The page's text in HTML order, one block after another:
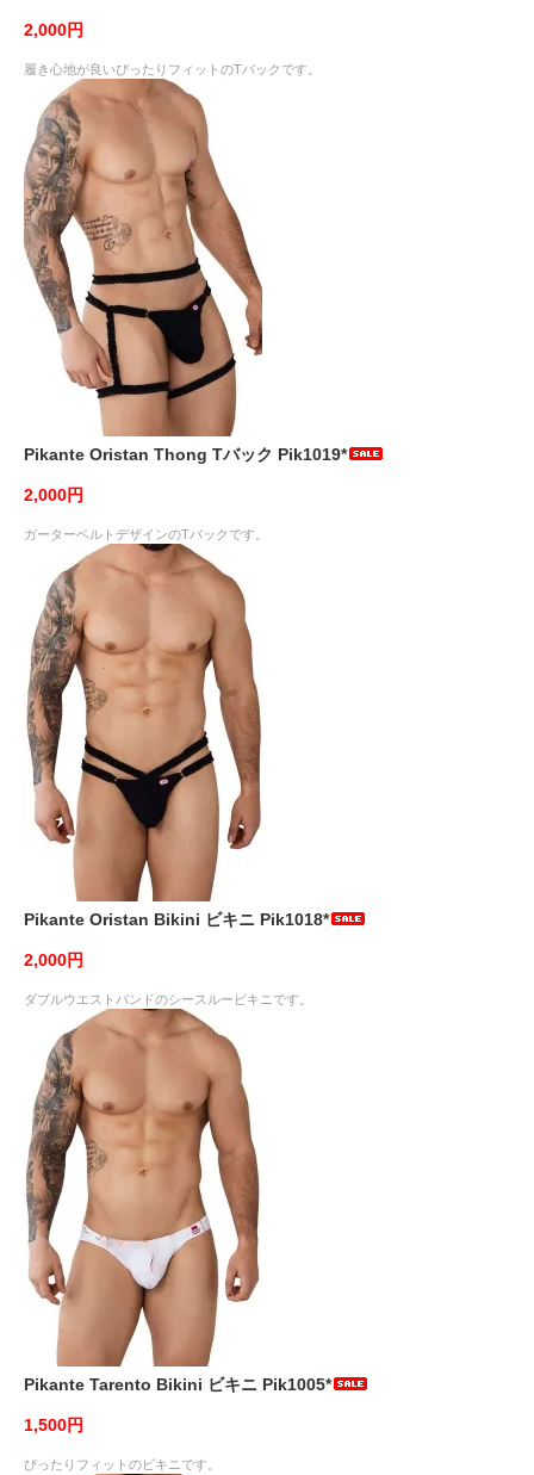
2,000円
履き心地が良いぴったりフィットのTバックです。
Pikante Oristan Thong Tバック Pik1019*
2,000円
ガーターベルトデザインのTバックです。
Pikante Oristan Bikini ビキニ Pik1018*
2,000円
ダブルウエストバンドのシースルービキニです。
Pikante Tarento Bikini ビキニ Pik1005*
1,500円
ぴったりフィットのビキニです。